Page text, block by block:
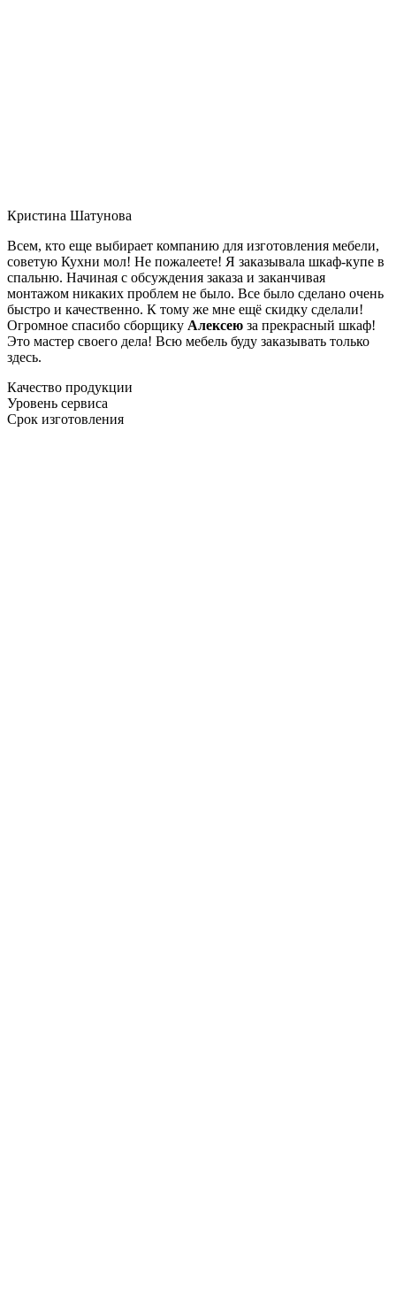
Кристина Шатунова
Всем, кто еще выбирает компанию для изготовления мебели,
советую Кухни мол! Не пожалеете! Я заказывала шкаф-купе в
спальню. Начиная с обсуждения заказа и заканчивая
монтажом никаких проблем не было. Все было сделано очень
быстро и качественно. К тому же мне ещё скидку сделали!
Огромное спасибо сборщику Алексею за прекрасный шкаф!
Это мастер своего дела! Всю мебель буду заказывать только
здесь.
Качество продукции
Уровень сервиса
Срок изготовления